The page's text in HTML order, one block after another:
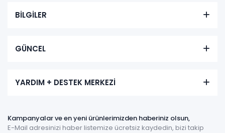
BİLGİLER
GÜNCEL
YARDIM + DESTEK MERKEZİ
Kampanyalar ve en yeni ürünlerimizden haberiniz olsun,
E-Mail adresinizi haber listemize ücretsiz kaydedin, bizi takip